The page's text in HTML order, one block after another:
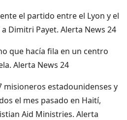
el partido entre el Lyon y el
Dimitri Payet. Alerta News 24
que hacía fila en un centro
Alerta News 24
misioneros estadounidenses y
el mes pasado en Haití,
Aid Ministries. Alerta